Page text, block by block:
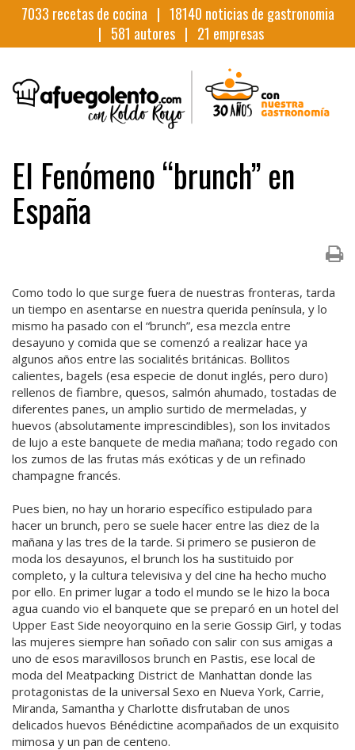
7033 recetas de cocina | 18140 noticias de gastronomia
| 581 autores | 21 empresas
El Fenómeno “brunch” en
España
Como todo lo que surge fuera de nuestras fronteras, tarda
un tiempo en asentarse en nuestra querida península, y lo
mismo ha pasado con el “brunch”, esa mezcla entre
desayuno y comida que se comenzó a realizar hace ya
algunos años entre las socialités británicas. Bollitos
calientes, bagels (esa especie de donut inglés, pero duro)
rellenos de fiambre, quesos, salmón ahumado, tostadas de
diferentes panes, un amplio surtido de mermeladas, y
huevos (absolutamente imprescindibles), son los invitados
de lujo a este banquete de media mañana; todo regado con
los zumos de las frutas más exóticas y de un refinado
champagne francés.
Pues bien, no hay un horario específico estipulado para
hacer un brunch, pero se suele hacer entre las diez de la
mañana y las tres de la tarde. Si primero se pusieron de
moda los desayunos, el brunch los ha sustituido por
completo, y la cultura televisiva y del cine ha hecho mucho
por ello. En primer lugar a todo el mundo se le hizo la boca
agua cuando vio el banquete que se preparó en un hotel del
Upper East Side neoyorquino en la serie Gossip Girl, y todas
las mujeres siempre han soñado con salir con sus amigas a
uno de esos maravillosos brunch en Pastis, ese local de
moda del Meatpacking District de Manhattan donde las
protagonistas de la universal Sexo en Nueva York, Carrie,
Miranda, Samantha y Charlotte disfrutaban de unos
delicados huevos Bénédictine acompañados de un exquisito
mimosa y un pan de centeno.